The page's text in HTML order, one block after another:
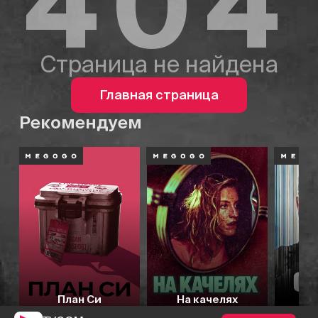
Страница не найдена
Главная страница
Рекомендуем
План Си На качелях